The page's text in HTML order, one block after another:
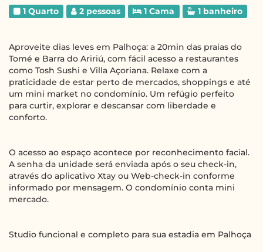
1 Quarto 2 pessoas 1 Cama 1 banheiro
Aproveite dias leves em Palhoça: a 20min das praias do
Tomé e Barra do Aririú, com fácil acesso a restaurantes
como Tosh Sushi e Villa Açoriana. Relaxe com a
praticidade de estar perto de mercados, shoppings e até
um mini market no condomínio. Um refúgio perfeito
para curtir, explorar e descansar com liberdade e
conforto.
O acesso ao espaço acontece por reconhecimento facial.
A senha da unidade será enviada após o seu check-in,
através do aplicativo Xtay ou Web-check-in conforme
informado por mensagem. O condomínio conta mini
mercado.
Studio funcional e completo para sua estadia em Palhoça